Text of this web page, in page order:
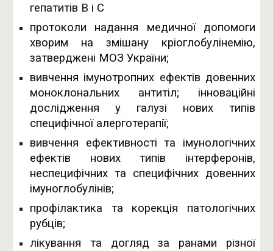
гепатитів В і С
протоколи надання медичної допомоги
хворим на змішану кріоглобулінемію,
затверджені МОЗ України;
вивчення імунотропних ефектів довенних
моноклональних антитіл; інноваційні
дослідження у галузі нових типів
специфічної алерготерапії;
вивчення ефективності та імунологічних
ефектів нових типів інтерферонів,
неспецифічних та специфічних довенних
імуноглобулінів;
профілактика та корекція патологічних
рубців;
лікування та догляд за ранами різної